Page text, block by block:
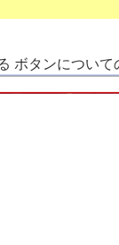
ボタンについて